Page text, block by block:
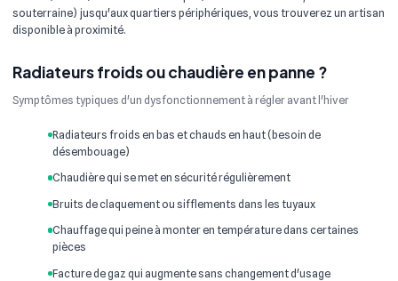
souterraine) jusqu'aux quartiers périphériques, vous trouverez un artisan
disponible à proximité.
Radiateurs froids ou chaudière en panne ?
Symptômes typiques d'un dysfonctionnement à régler avant l'hiver
Radiateurs froids en bas et chauds en haut (besoin de
désembouage)
Chaudière qui se met en sécurité régulièrement
Bruits de claquement ou sifflements dans les tuyaux
Chauffage qui peine à monter en température dans certaines
pièces
Facture de gaz qui augmente sans changement d'usage